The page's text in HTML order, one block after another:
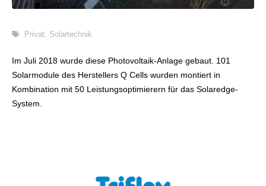
Privat, Solartechnik
Im Juli 2018 wurde diese Photovoltaik-Anlage gebaut. 101
Solarmodule des Herstellers Q Cells wurden montiert in
Kombination mit 50 Leistungsoptimierern für das Solaredge-
System.